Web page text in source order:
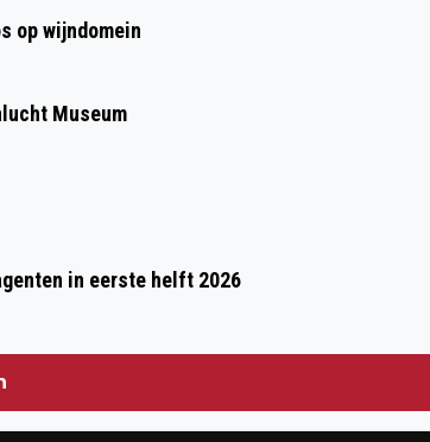
op wijndomein
Museum
in eerste helft 2026